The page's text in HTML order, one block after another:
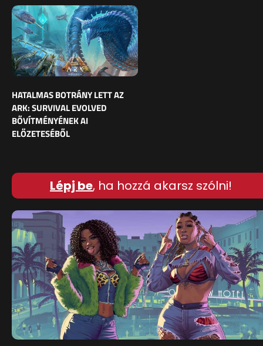
HATALMAS BOTRÁNY LETT AZ
ARK: SURVIVAL EVOLVED
BŐVÍTMÉNYÉNEK AI
ELŐZETESÉBŐL
Lépj be, ha hozzá akarsz szólni!